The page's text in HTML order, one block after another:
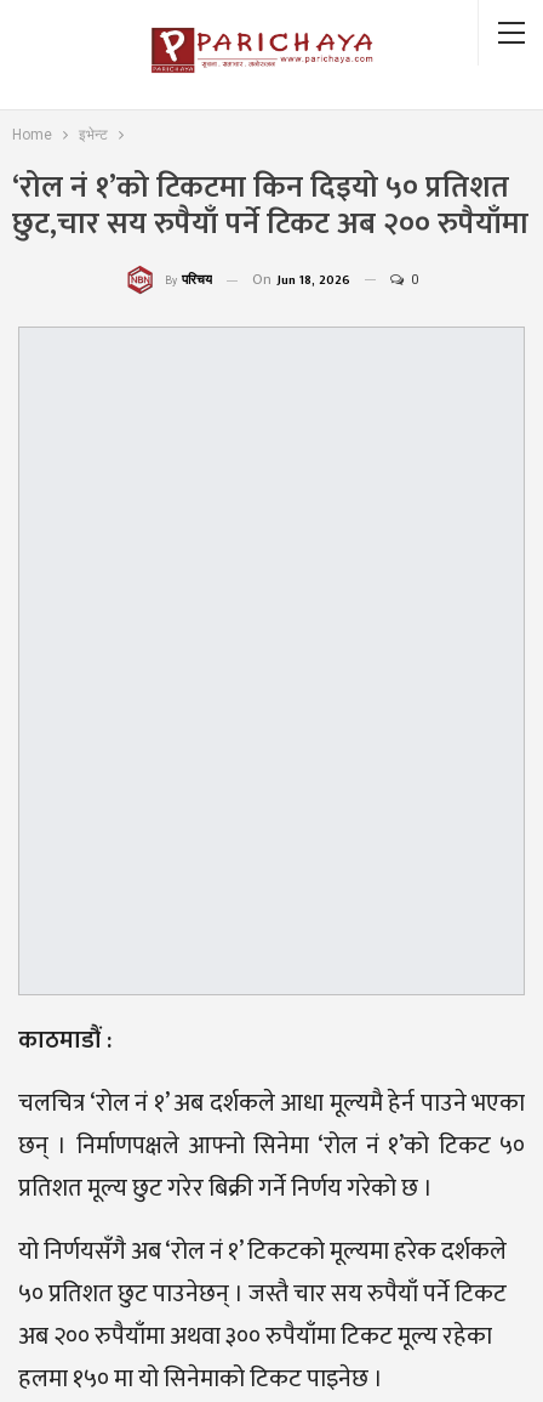
Home इभेन्ट
‘रोल नं १’को टिकटमा किन दिइयो ५० प्रतिशत
छुट,चार सय रुपैयाँ पर्ने टिकट अब २०० रुपैयाँमा
By परिचय On Jun 18, 2026 0
काठमाडौं :
चलचित्र ‘रोल नं १’ अब दर्शकले आधा मूल्यमै हेर्न पाउने भएका
छन् । निर्माणपक्षले आफ्नो सिनेमा ‘रोल नं १’को टिकट ५०
प्रतिशत मूल्य छुट गरेर बिक्री गर्ने निर्णय गरेको छ ।
यो निर्णयसँगै अब ‘रोल नं १’ टिकटको मूल्यमा हरेक दर्शकले
५० प्रतिशत छुट पाउनेछन् । जस्तै चार सय रुपैयाँ पर्ने टिकट
अब २०० रुपैयाँमा अथवा ३०० रुपैयाँमा टिकट मूल्य रहेका
हलमा १५० मा यो सिनेमाको टिकट पाइनेछ ।